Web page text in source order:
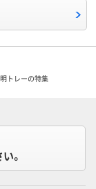
トレーの特集
。